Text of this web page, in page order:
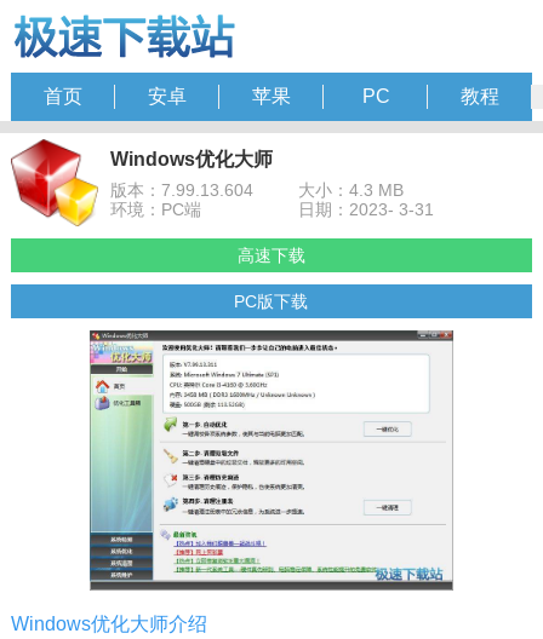
首页 安卓 苹果 PC 教程
Windows优化大师
版本：7.99.13.604
大小：4.3 MB
环境：PC端
日期：2023- 3-31
高速下载
PC版下载
Windows优化大师介绍